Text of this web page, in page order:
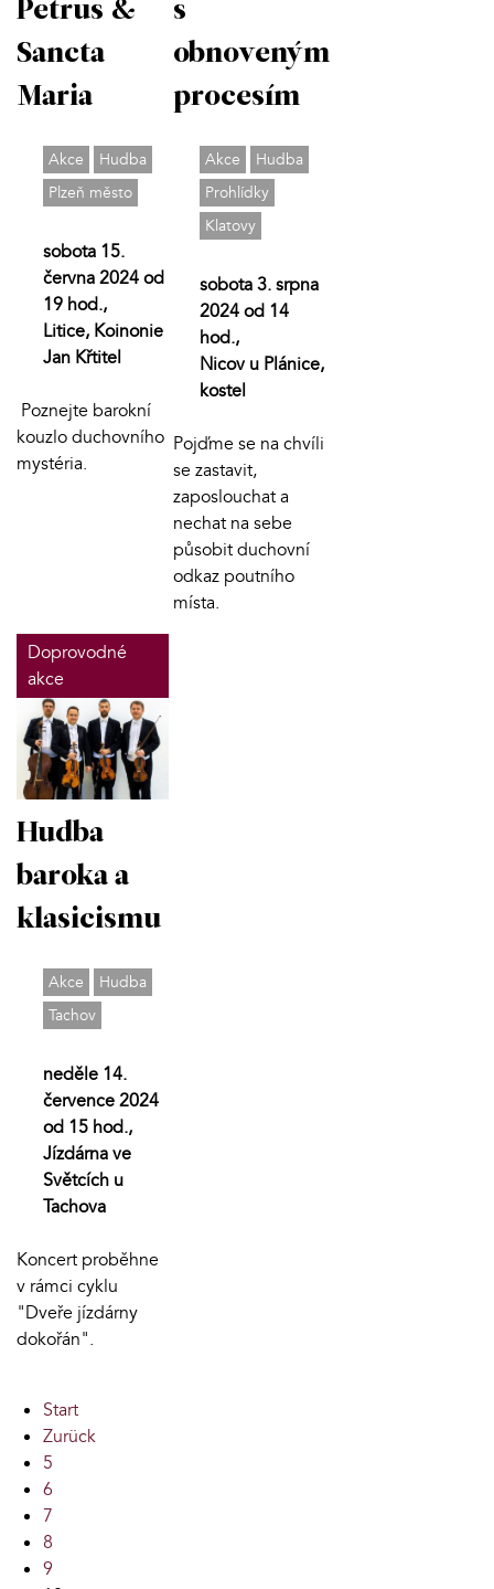
Petrus &
Sancta
Maria
Akce
Hudba
Plzeň město
sobota 15.
června 2024 od
19 hod.,
Litice, Koinonie
Jan Křtitel
Poznejte barokní
kouzlo duchovního
mystéria.
s
obnoveným
procesím
Akce
Hudba
Prohlídky
Klatovy
sobota 3. srpna
2024 od 14
hod.,
Nicov u Plánice,
kostel
Pojďme se na chvíli
se zastavit,
zaposlouchat a
nechat na sebe
působit duchovní
odkaz poutního
místa.
Doprovodné
akce
Hudba
baroka a
klasicismu
Akce
Hudba
Tachov
neděle 14.
července 2024
od 15 hod.,
Jízdárna ve
Světcích u
Tachova
Koncert proběhne
v rámci cyklu
"Dveře jízdárny
dokořán".
Start
Zurück
5
6
7
8
9